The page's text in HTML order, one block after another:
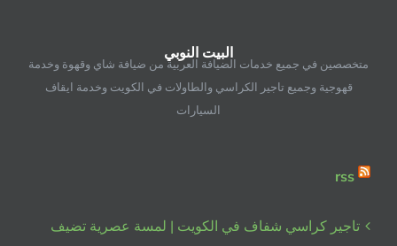
النوبي
مغلقة
البيت النوبي
متخصصين في جميع خدمات الضيافة العربية من ضيافة شاي وقهوة وخدمة
قهوجية وجميع تاجير الكراسي والطاولات في الكويت وخدمة ايقاف
السيارات
rss
تاجير كراسي شفاف في الكويت | لمسة عصرية تضيف